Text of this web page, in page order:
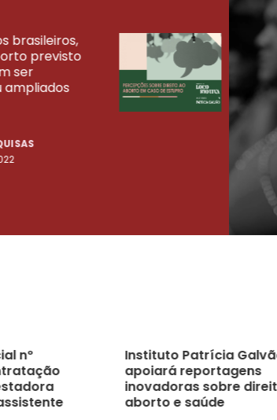
brasileiros,
previsto
ser
ampliados
23
nº
Instituto Patrícia
apoiará reportagens
inovadoras sobre
aborto e saúde